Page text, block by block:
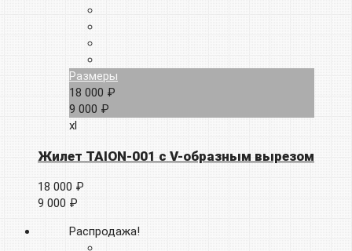
Размеры
18 000 ₽
9 000 ₽
xl
Жилет TAION-001 с V-образным вырезом
18 000 ₽
9 000 ₽
Распродажа!